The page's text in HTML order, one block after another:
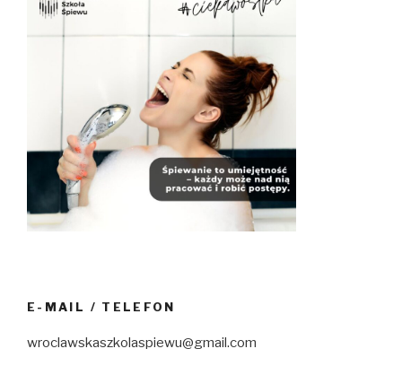
E-MAIL / TELEFON
wroclawskaszkolaspiewu@gmail.com